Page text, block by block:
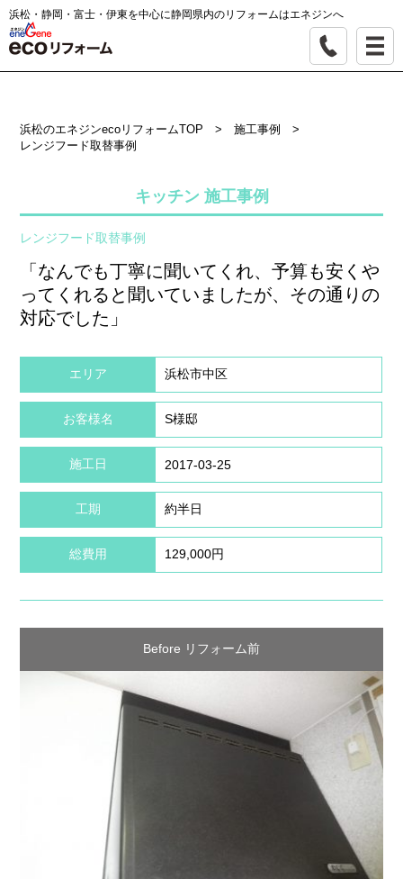
浜松・静岡・富士・伊東を中心に静岡県内のリフォームはエネジンへ
浜松のエネジンecoリフォームTOP >施工事例
>
レンジフード取替事例
キッチン 施工事例
レンジフード取替事例
「なんでも丁寧に聞いてくれ、予算も安くや
ってくれると聞いていましたが、その通りの
対応でした」
エリア 浜松市中区
お客様名 S様邸
施工日 2017-03-25
工期 約半日
総費用 129,000円
Before リフォーム前